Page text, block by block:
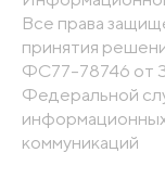
Все права
принятия
ФС77-78746 от
Федеральной
коммуникаций